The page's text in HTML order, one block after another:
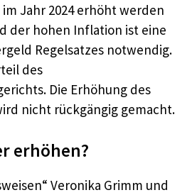
Jahr 2024 erhöht werden
der hohen Inflation ist eine
Regelsatzes notwendig.
des
Die Erhöhung des
nicht rückgängig gemacht.
erhöhen?
Veronika Grimm und